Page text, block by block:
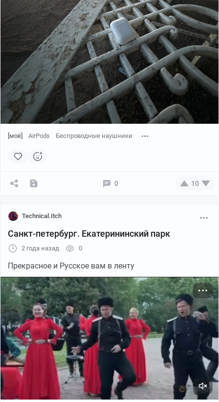
Однако для дальнейшего анализа проблемы
[моё] AirPods Беспроводные наушники
0 10
Technical.Itch
Санкт-петербург. Екатерининский парк
2 года назад 0
Прекрасное и Русское вам в ленту